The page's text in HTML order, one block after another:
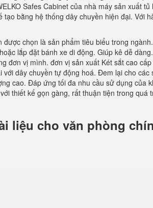
Safes Cabinet của nhà máy sản xuất tủ
bằng hệ thống dây chuyền hiện đại. Với
chọn là sản phẩm tiêu biểu trong
lắp đặt bánh xe di động. Giúp kê dễ
đơn vị mình. đơn vị sản xuất Két sắt cao
dây chuyền tự động hoá. Đem lại cho các
cao. Đáp ứng tối đa nhu cầu sử dụng của
thiết kế gọn gàng, rất thuận tiện trong quá
liệu cho văn phòng